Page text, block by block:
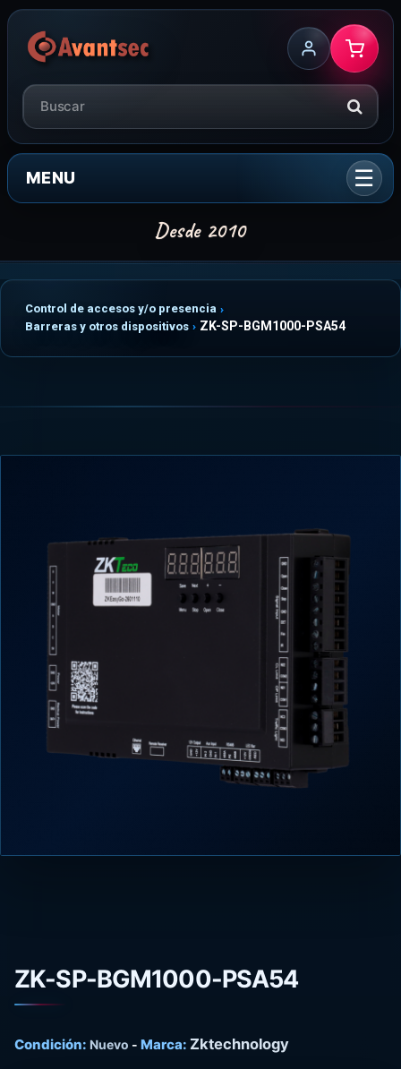
MENU
Control de accesos y/o presencia
Barreras y otros dispositivos
ZK-SP-BGM1000-PSA54
ZK-SP-BGM1000-PSA54
Condición: Nuevo - Marca: Zktechnology